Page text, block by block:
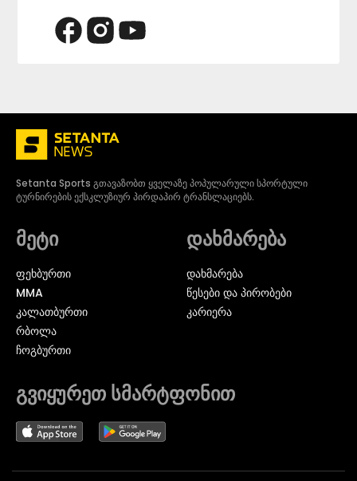
Setanta Sports გთავაზობთ ყველაზე პოპულარული სპორტული
ტურნირების ექსკლუზიურ პირდაპირ ტრანსლაციებს.
მეტი
ᲤᲔᲮᲑᲣᲠᲗᲘ
MMA
ᲙᲐᲚᲐᲗᲑᲣᲠᲗᲘ
ᲠᲑᲝᲚᲐ
ᲩᲝᲒᲑᲣᲠᲗᲘ
დახმარება
დახმარება
წესები და პირობები
კარიერა
გვიყურეთ სმარტფონით